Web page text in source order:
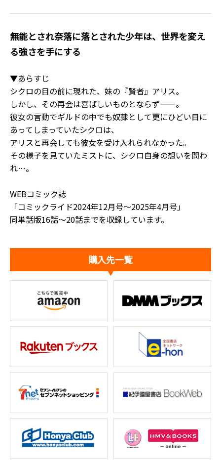
無能とされ奈落に落とされた少年は、世界を変え
る強さを手にする――
▼あらすじ
シクロの目の前に現れた、妹の『賢者』アリス。
しかし、その再会は喜ばしいものとならず――。
彼女の言動でギルドの中でも奴隷として更にひどい目に
あってしまっていたシクロは、
アリスと再会しても彼女を受け入れられなかった。
その様子を見ていたミストに、シクロ自身の想いを問わ
れ…。
WEBコミック誌
「コミックライド2024年12月号～2025年4月号」
同単話版16話～20話までを収録しています。
購入先一覧